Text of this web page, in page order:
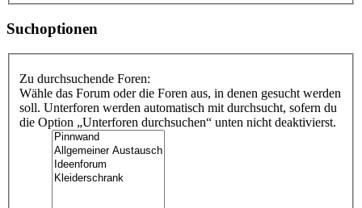
Suchoptionen
Zu durchsuchende Foren:
Wähle das Forum oder die Foren aus, in denen gesucht werden
soll. Unterforen werden automatisch mit durchsucht, sofern du
die Option „Unterforen durchsuchen“ unten nicht deaktivierst.